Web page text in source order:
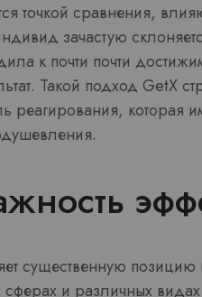
точкой сравнения,
зачастую
к почти почти
Такой подход GetX
реагирования,
существенную позицию
и различных